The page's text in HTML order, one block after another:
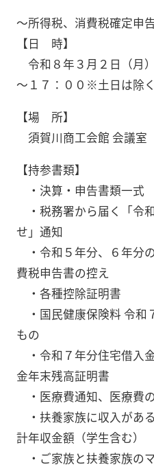
～所得税、消費税確定申
【日 時】
令和８年３月２日（月
～１７：００※土日は除く
【場 所】
須賀川商工会館 会議室
【持参書類】
・決算・申告書類一式
・税務署から届く「令
せ」通知
・令和５年分、６年分
費税申告書の控え
・各種控除証明書
・国民健康保険料 令和
もの
・令和７年分住宅借入
金年末残高証明書
・医療費通知、医療費
・扶養家族に収入があ
計年収金額（学生含む）
・ご家族と扶養家族の